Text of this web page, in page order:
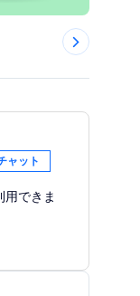
ャット
用できま